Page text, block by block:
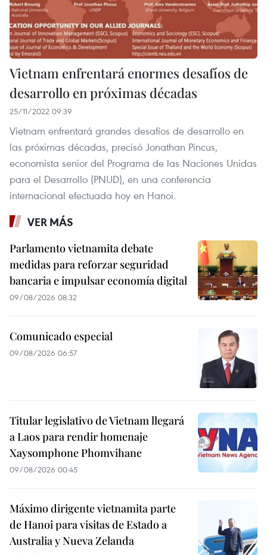
Vietnam enfrentará enormes desafíos de
desarrollo en próximas décadas
25/11/2022 09:39
Vietnam enfrentará grandes desafíos de desarrollo en
las próximas décadas, precisó Jonathan Pincus,
economista senior del Programa de las Naciones Unidas
para el Desarrollo (PNUD), en una conferencia
internacional efectuada hoy en Hanoi.
VER MÁS
Parlamento vietnamita debate
medidas para reforzar seguridad
bancaria e impulsar economía digital
09/08/2026 08:32
Comunicado especial
09/08/2026 06:57
Titular legislativo de Vietnam llegará
a Laos para rendir homenaje
Xaysomphone Phomvihane
09/08/2026 00:45
Máximo dirigente vietnamita parte
de Hanoi para visitas de Estado a
Australia y Nueva Zelanda